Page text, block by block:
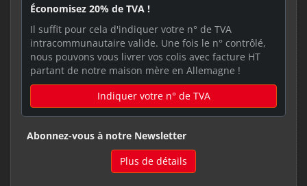
Économisez 20% de TVA !
Il suffit pour cela d'indiquer votre n° de TVA
intracommunautaire valide. Une fois le n° contrôlé,
nous pouvons vous livrer vos colis avec facture HT
partant de notre maison mère en Allemagne !
Indiquer votre n° de TVA
Abonnez-vous à notre Newsletter
Plus de détails